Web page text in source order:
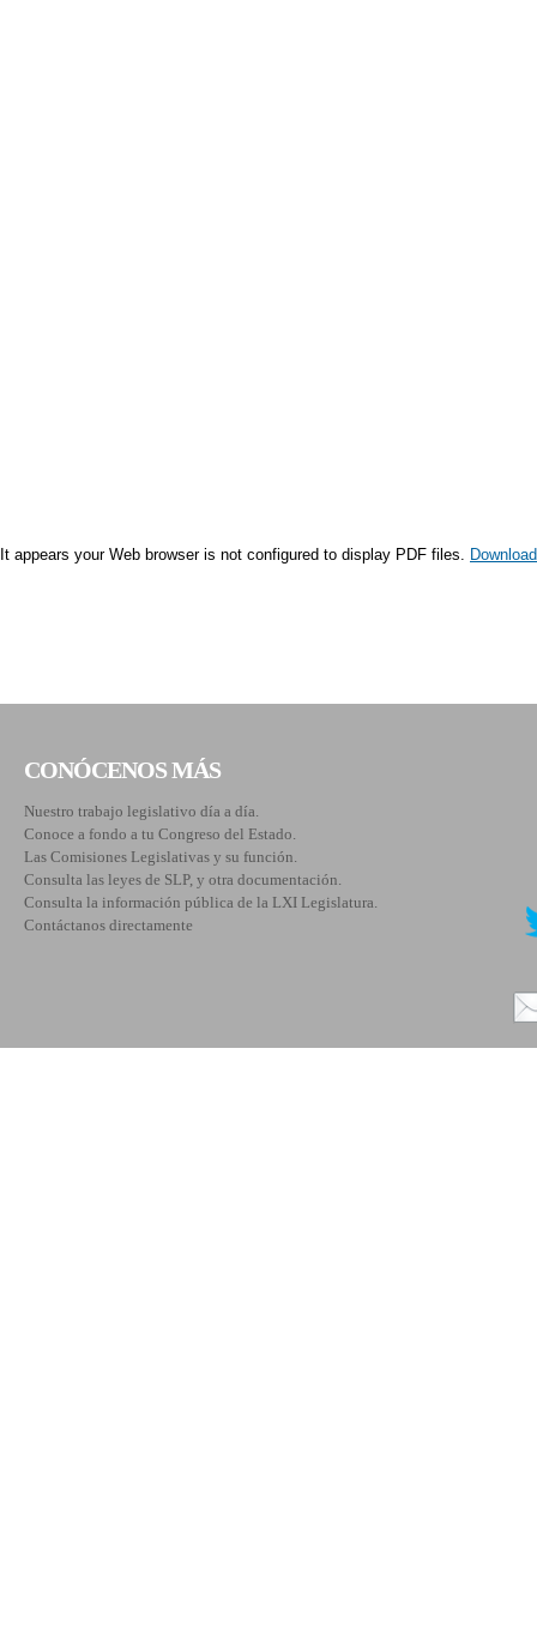
It appears your Web browser is not configured to display PDF files.
CONÓCENOS MÁS
Nuestro trabajo legislativo día a día.
Conoce a fondo a tu Congreso del Estado.
Las Comisiones Legislativas y su función.
Consulta las leyes de SLP, y otra documentación.
Consulta la información pública de la LXI Legislatura.
Contáctanos directamente